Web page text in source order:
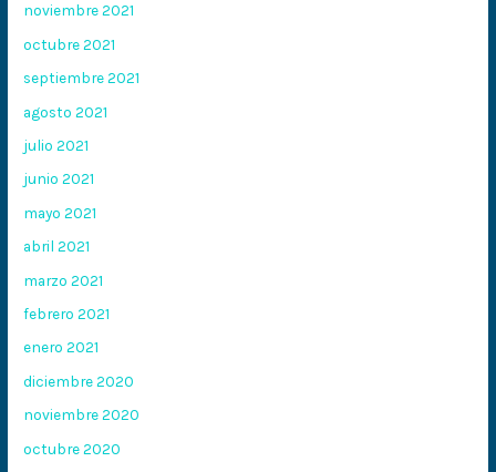
noviembre 2021
octubre 2021
septiembre 2021
agosto 2021
julio 2021
junio 2021
mayo 2021
abril 2021
marzo 2021
febrero 2021
enero 2021
diciembre 2020
noviembre 2020
octubre 2020